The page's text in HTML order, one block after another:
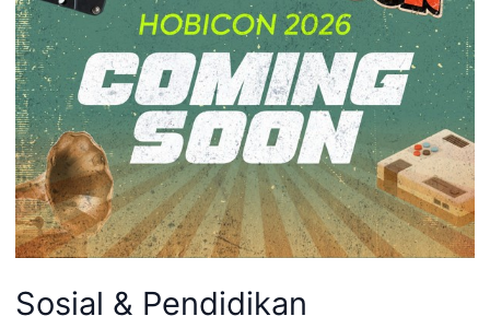
Sosial & Pendidikan